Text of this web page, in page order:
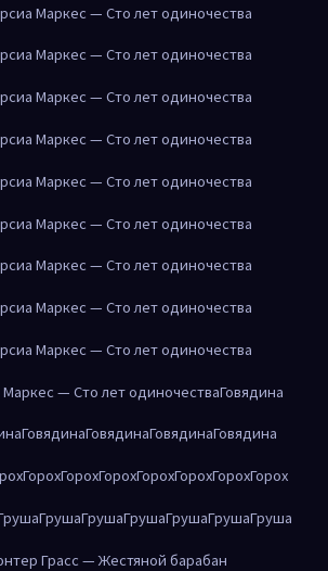
Маркес — Сто лет одиночества
Маркес — Сто лет одиночества
Маркес — Сто лет одиночества
Маркес — Сто лет одиночества
Маркес — Сто лет одиночества
Маркес — Сто лет одиночества
Маркес — Сто лет одиночества
Маркес — Сто лет одиночества
Маркес — Сто лет одиночества
Маркес — Сто лет одиночестваГовядина
ГовядинаГовядинаГовядинаГовядина
ГорохГорохГорохГорохГорохГорохГорох
ГрушаГрушаГрушаГрушаГрушаГруша
Грасс — Жестяной барабан